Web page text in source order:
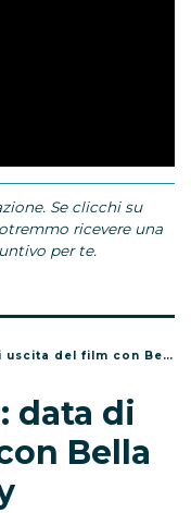
Se clicchi su
ricevere una
per te.
del film con Bella Ramsey
data di
Bella